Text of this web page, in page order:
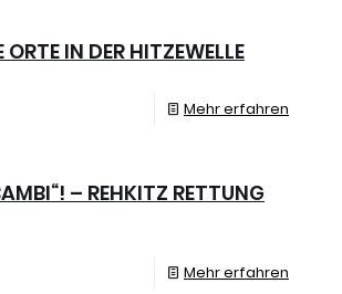
ORTE IN DER HITZEWELLE
Mehr erfahren
– REHKITZ RETTUNG
Mehr erfahren